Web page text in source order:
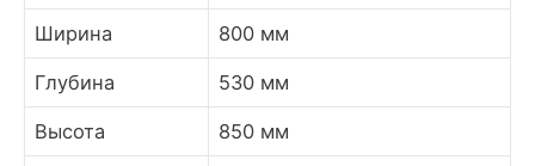
Ширина 800 мм
Глубина 530 мм
Высота 850 мм